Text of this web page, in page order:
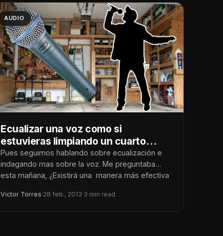
AUDIO
Ecualizar una voz como si
estuvieras limpiando un cuarto
sucio y desorganizado
Pues seguimos hablando sobre ecualización e
indagando mas sobre la voz. Me preguntaba
esta mañana, ¿Existirá una manera más efectiva
Victor Torres·28 feb., 2013·3 min read